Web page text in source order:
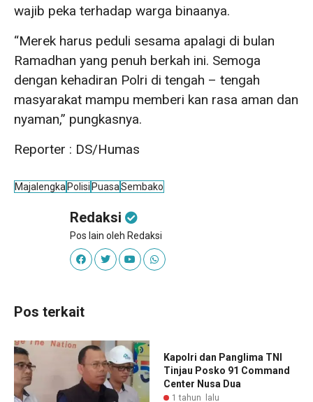
wajib peka terhadap warga binaanya.
“Merek harus peduli sesama apalagi di bulan
Ramadhan yang penuh berkah ini. Semoga
dengan kehadiran Polri di tengah – tengah
masyarakat mampu memberi kan rasa aman dan
nyaman,” pungkasnya.
Reporter : DS/Humas
Majalengka Polisi PuasaSembako
Redaksi
Pos lain oleh Redaksi
Pos terkait
Kapolri dan Panglima TNI
Tinjau Posko 91 Command
Center Nusa Dua
1 tahun lalu